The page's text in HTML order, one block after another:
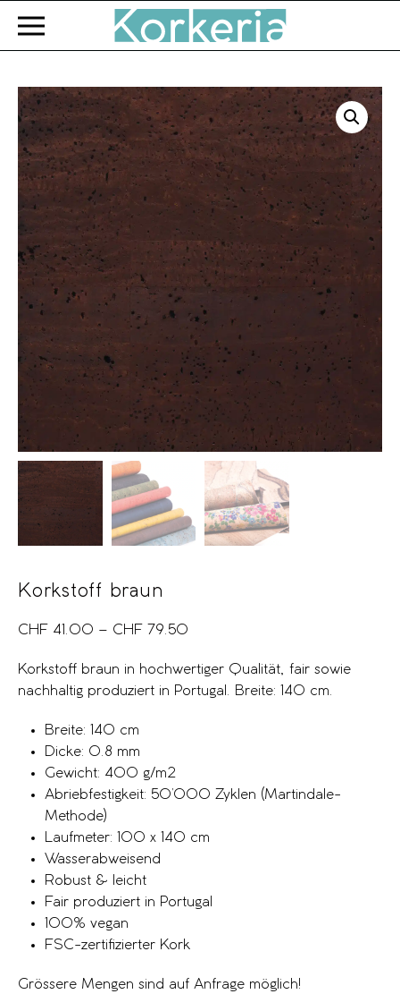
Zum Hauptinhalt springen
Korkstoff braun
CHF 41.00 – CHF 79.50
Korkstoff braun in hochwertiger Qualität, fair sowie
nachhaltig produziert in Portugal. Breite: 140 cm.
Breite: 140 cm
Dicke: 0.8 mm
Gewicht: 400 g/m2
Abriebfestigkeit: 50’000 Zyklen (Martindale-
Methode)
Laufmeter: 100 x 140 cm
Wasserabweisend
Robust & leicht
Fair produziert in Portugal
100% vegan
FSC-zertifizierter Kork
Grössere Mengen sind auf Anfrage möglich!